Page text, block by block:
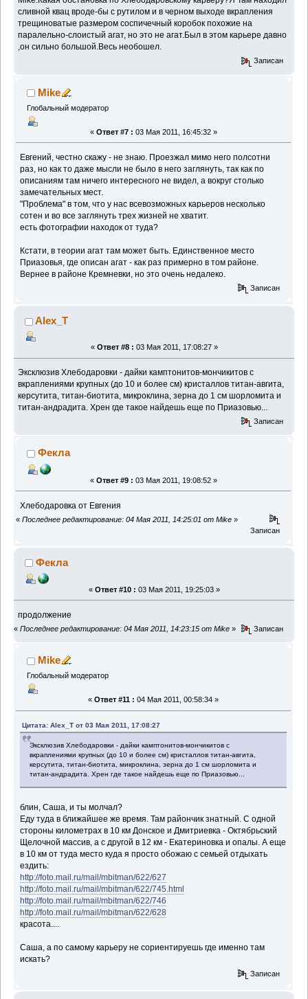
сливной квац вроде-бы с рутилом и в черном выходе вкрапления
трещиноватые размером соспичечный коробок похожие на
паралельно-слоистый агат, но это не агат.Был в этом карьере давно
,он сильно большой.Весь необошел.
Записан
Mike
Глобальный модератор
« Ответ #7 : 03 Мая 2011, 16:45:32 »
Евгений, честно скажу - не знаю. Проезжал мимо него полсотни
раз, но как то даже мысли не было в него заглянуть, так как по
описаниям там ничего интересного не видел, а вокруг столько
замечательных мест.
"Проблема" в том, что у нас всевозможных карьеров несколько
сотен и во все заглянуть трех жизней не хватит.
есть фотографии находок от туда?
Кстати, в теории агат там может быть. Единственное место
Приазовья, где описан агат - как раз примерно в том районе.
Вернее в районе Кремневки, но это очень недалеко.
Записан
Alex_T
« Ответ #8 : 03 Мая 2011, 17:08:27 »
Эксклюзив Хлебодаровки - дайки камптонитов-мончикитов с
вкраплениями крупных (до 10 и более см) кристаллов титан-авгита,
керсутита, титан-биотита, микроклина, зерна до 1 см шорломита и
титан-андрадита. Хрен где такое найдешь еще по Приазовью...
Записан
Фекла
« Ответ #9 : 03 Мая 2011, 19:08:52 »
Хлебодаровка от Евгения
« Последнее редактирование: 04 Мая 2011, 14:25:01 от Mike »
Записан
Фекла
« Ответ #10 : 03 Мая 2011, 19:25:03 »
продолжение
« Последнее редактирование: 04 Мая 2011, 14:23:15 от Mike » Записан
Mike
Глобальный модератор
« Ответ #11 : 04 Мая 2011, 00:58:34 »
Цитата: Alex_T от 03 Мая 2011, 17:08:27
Эксклюзив Хлебодаровки - дайки камптонитов-мончикитов с
вкраплениями крупных (до 10 и более см) кристаллов титан-авгита,
керсутита, титан-биотита, микроклина, зерна до 1 см шорломита и
титан-андрадита. Хрен где такое найдешь еще по Приазовью...
блин, Саша, и ты молчал?
Еду туда в ближайшее же время. Там райончик знатный. С одной
стороны километрах в 10 км Донское и Дмитриевка - Октябрьский
Щелочной массив, а с другой в 12 км - Екатериновка и опалы. А еще
в 10 км от туда место куда я просто обожаю с семьей отдыхать
ездить:
http://foto.mail.ru/mail/mbitman/622/627
http://foto.mail.ru/mail/mbitman/622/745.html
http://foto.mail.ru/mail/mbitman/622/746
http://foto.mail.ru/mail/mbitman/622/628
красота....
Саша, а по самому карьеру не сориентируешь где именно там
искать?
Записан